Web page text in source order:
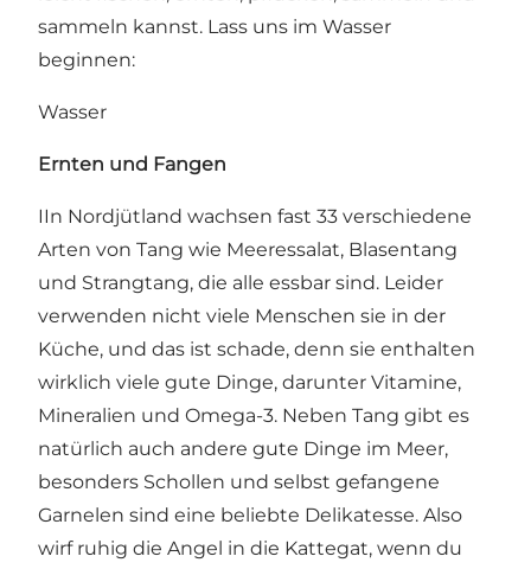
sammeln kannst. Lass uns im Wasser
beginnen:
Wasser
Ernten und Fangen
IIn Nordjütland wachsen fast 33 verschiedene
Arten von Tang wie Meeressalat, Blasentang
und Strangtang, die alle essbar sind. Leider
verwenden nicht viele Menschen sie in der
Küche, und das ist schade, denn sie enthalten
wirklich viele gute Dinge, darunter Vitamine,
Mineralien und Omega-3. Neben Tang gibt es
natürlich auch andere gute Dinge im Meer,
besonders Schollen und selbst gefangene
Garnelen sind eine beliebte Delikatesse. Also
wirf ruhig die Angel in die Kattegat, wenn du